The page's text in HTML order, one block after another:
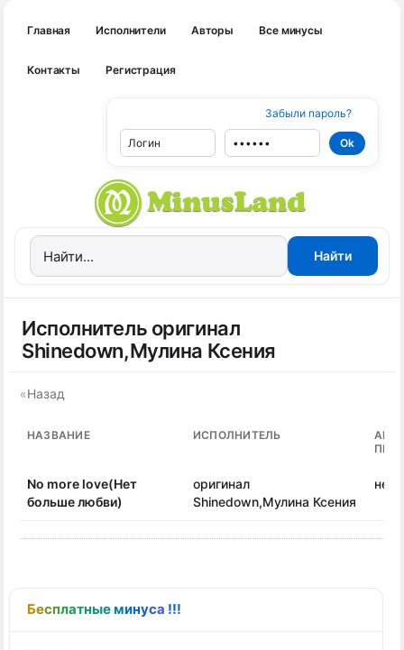
Главная Исполнители Авторы Все минусы
Контакты Регистрация
Забыли пароль?
Бесплатные минуса !!!
Исполнитель оригинал
Shinedown,Мулина Ксения
«Назад
НАЗВАНИЕ ИСПОЛНИТЕЛЬ
No more love(Нет
больше любви)
оригинал
Shinedown,Мулина Ксения